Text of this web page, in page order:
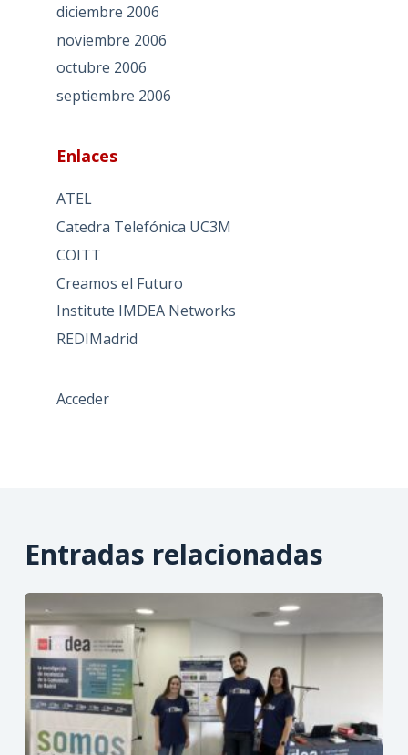
diciembre 2006
noviembre 2006
octubre 2006
septiembre 2006
Enlaces
ATEL
Catedra Telefónica UC3M
COITT
Creamos el Futuro
Institute IMDEA Networks
REDIMadrid
Acceder
Entradas relacionadas